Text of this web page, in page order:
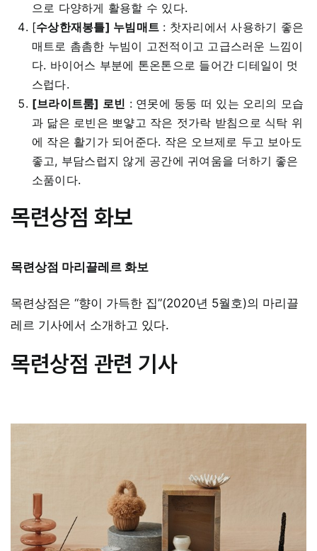
으로 다양하게 활용할 수 있다.
[수상한재봉틀] 누빔매트 : 찻자리에서 사용하기 좋은
매트로 촘촘한 누빔이 고전적이고 고급스러운 느낌이
다. 바이어스 부분에 톤온톤으로 들어간 디테일이 멋
스럽다.
[브라이트룸] 로빈 : 연못에 둥둥 떠 있는 오리의 모습
과 닮은 로빈은 뽀얗고 작은 젓가락 받침으로 식탁 위
에 작은 활기가 되어준다. 작은 오브제로 두고 보아도
좋고, 부담스럽지 않게 공간에 귀여움을 더하기 좋은
소품이다.
목련상점 화보
목련상점 마리끌레르 화보
목련상점은 “향이 가득한 집”(2020년 5월호)의 마리끌
레르 기사에서 소개하고 있다.
목련상점 관련 기사